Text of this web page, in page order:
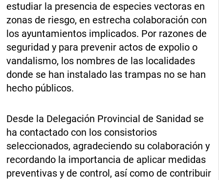
estudiar la presencia de especies vectoras en
zonas de riesgo, en estrecha colaboración con
los ayuntamientos implicados. Por razones de
seguridad y para prevenir actos de expolio o
vandalismo, los nombres de las localidades
donde se han instalado las trampas no se han
hecho públicos.
Desde la Delegación Provincial de Sanidad se
ha contactado con los consistorios
seleccionados, agradeciendo su colaboración y
recordando la importancia de aplicar medidas
preventivas y de control, así como de contribuir